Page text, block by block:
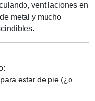
ventilaciones en
metal y mucho
estar de pie (¿o